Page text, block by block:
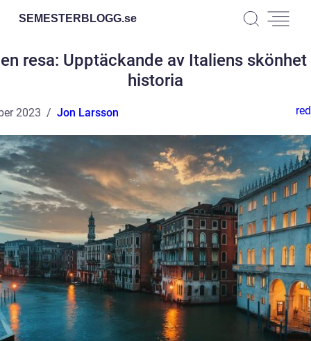
SEMESTERBLOGG.se
resa: Upptäckande av Italiens skönhet
historia
2023 Jon Larsson